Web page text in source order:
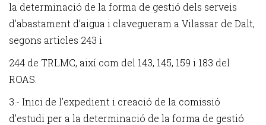
la determinació de la forma de gestió dels serveis
d’abastament d’aigua i clavegueram a Vilassar de Dalt,
segons articles 243 i
244 de TRLMC, així com del 143, 145, 159 i 183 del
ROAS.
3.- Inici de l’expedient i creació de la comissió
d’estudi per a la determinació de la forma de gestió